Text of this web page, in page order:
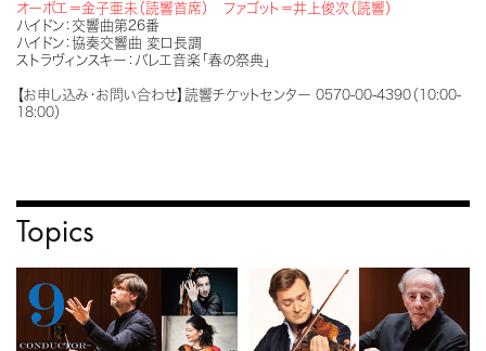
オーボエ＝金子亜未（読響首席） ファゴット＝井上俊次（読響）
ハイドン：交響曲第26番
ハイドン：協奏交響曲 変ロ長調
ストラヴィンスキー：バレエ音楽「春の祭典」
【お申し込み・お問い合わせ】読響チケットセンター 0570-00-4390（10:00-
18:00）
Topics